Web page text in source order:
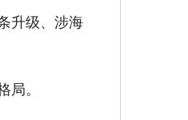
升级、涉海
。